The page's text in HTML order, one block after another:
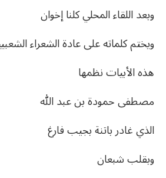
وبعد اللقاء المحلي كلنا إخوان
ويختم كلماته على عادة الشعراء
هذه الأبيات نظمها
مصطفى حمودة بن عبد الله
الذي غادر باتنة بجيب فارغ
وبقلب شبعان